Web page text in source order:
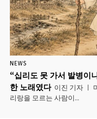
NEWS
“십리도 못 가서 발병이
한 노래였다 이진 기자 ㅣ
리랑을 모르는 사람이...